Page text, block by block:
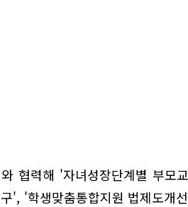
협력해 '자녀성장단계별 부모
', '학생맞춤통합지원 법제도개